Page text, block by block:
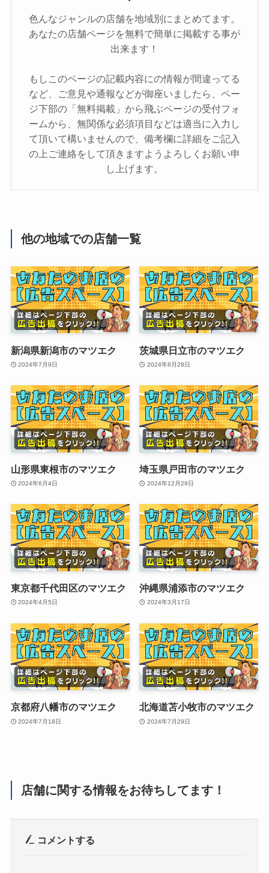
色んなジャンルの店舗を地域別にまとめてます。
あなたの店舗ページを無料で簡単に掲載する事が
出来ます！
もしこのページの記載内容にの情報が間違ってる
など、ご意見や通報などが御座いましたら、ペー
ジ下部の「無料掲載」から飛ぶページの受付フォ
ームから、無関係な必須項目などは適当に入力し
て頂いて構いませんので、備考欄に詳細をご記入
の上ご連絡をして頂きますようよろしくお願い申
し上げます。
他の地域での店舗一覧
新潟県新潟市のマツエク
2024年7月9日
茨城県日立市のマツエク
2024年8月28日
山形県東根市のマツエク
2024年6月4日
埼玉県戸田市のマツエク
2024年12月29日
東京都千代田区のマツエク
2024年4月5日
沖縄県浦添市のマツエク
2024年3月17日
京都府八幡市のマツエク
2024年7月18日
北海道苫小牧市のマツエク
2024年7月29日
店舗に関する情報をお待ちしてます！
コメントする